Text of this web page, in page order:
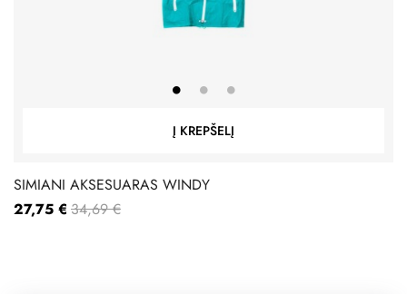
Į KREPŠELĮ
SIMIANI AKSESUARAS WINDY
27,75 € 34,69 €